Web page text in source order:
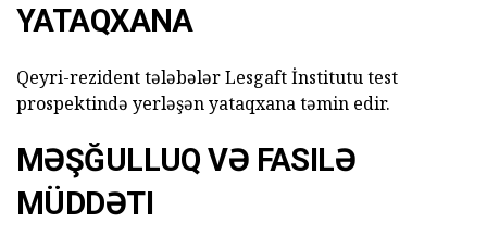
YATAQXANA
Qeyri-rezident tələbələr Lesgaft İnstitutu test
prospektində yerləşən yataqxana təmin edir.
MƏŞĞULLUQ VƏ FASILƏ
MÜDDƏTI